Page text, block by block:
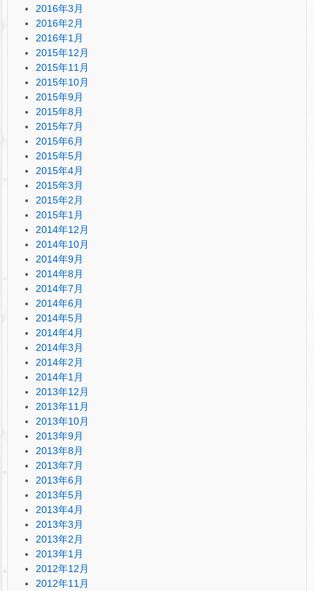
2016年3月
2016年2月
2016年1月
2015年12月
2015年11月
2015年10月
2015年9月
2015年8月
2015年7月
2015年6月
2015年5月
2015年4月
2015年3月
2015年2月
2015年1月
2014年12月
2014年10月
2014年9月
2014年8月
2014年7月
2014年6月
2014年5月
2014年4月
2014年3月
2014年2月
2014年1月
2013年12月
2013年11月
2013年10月
2013年9月
2013年8月
2013年7月
2013年6月
2013年5月
2013年4月
2013年3月
2013年2月
2013年1月
2012年12月
2012年11月